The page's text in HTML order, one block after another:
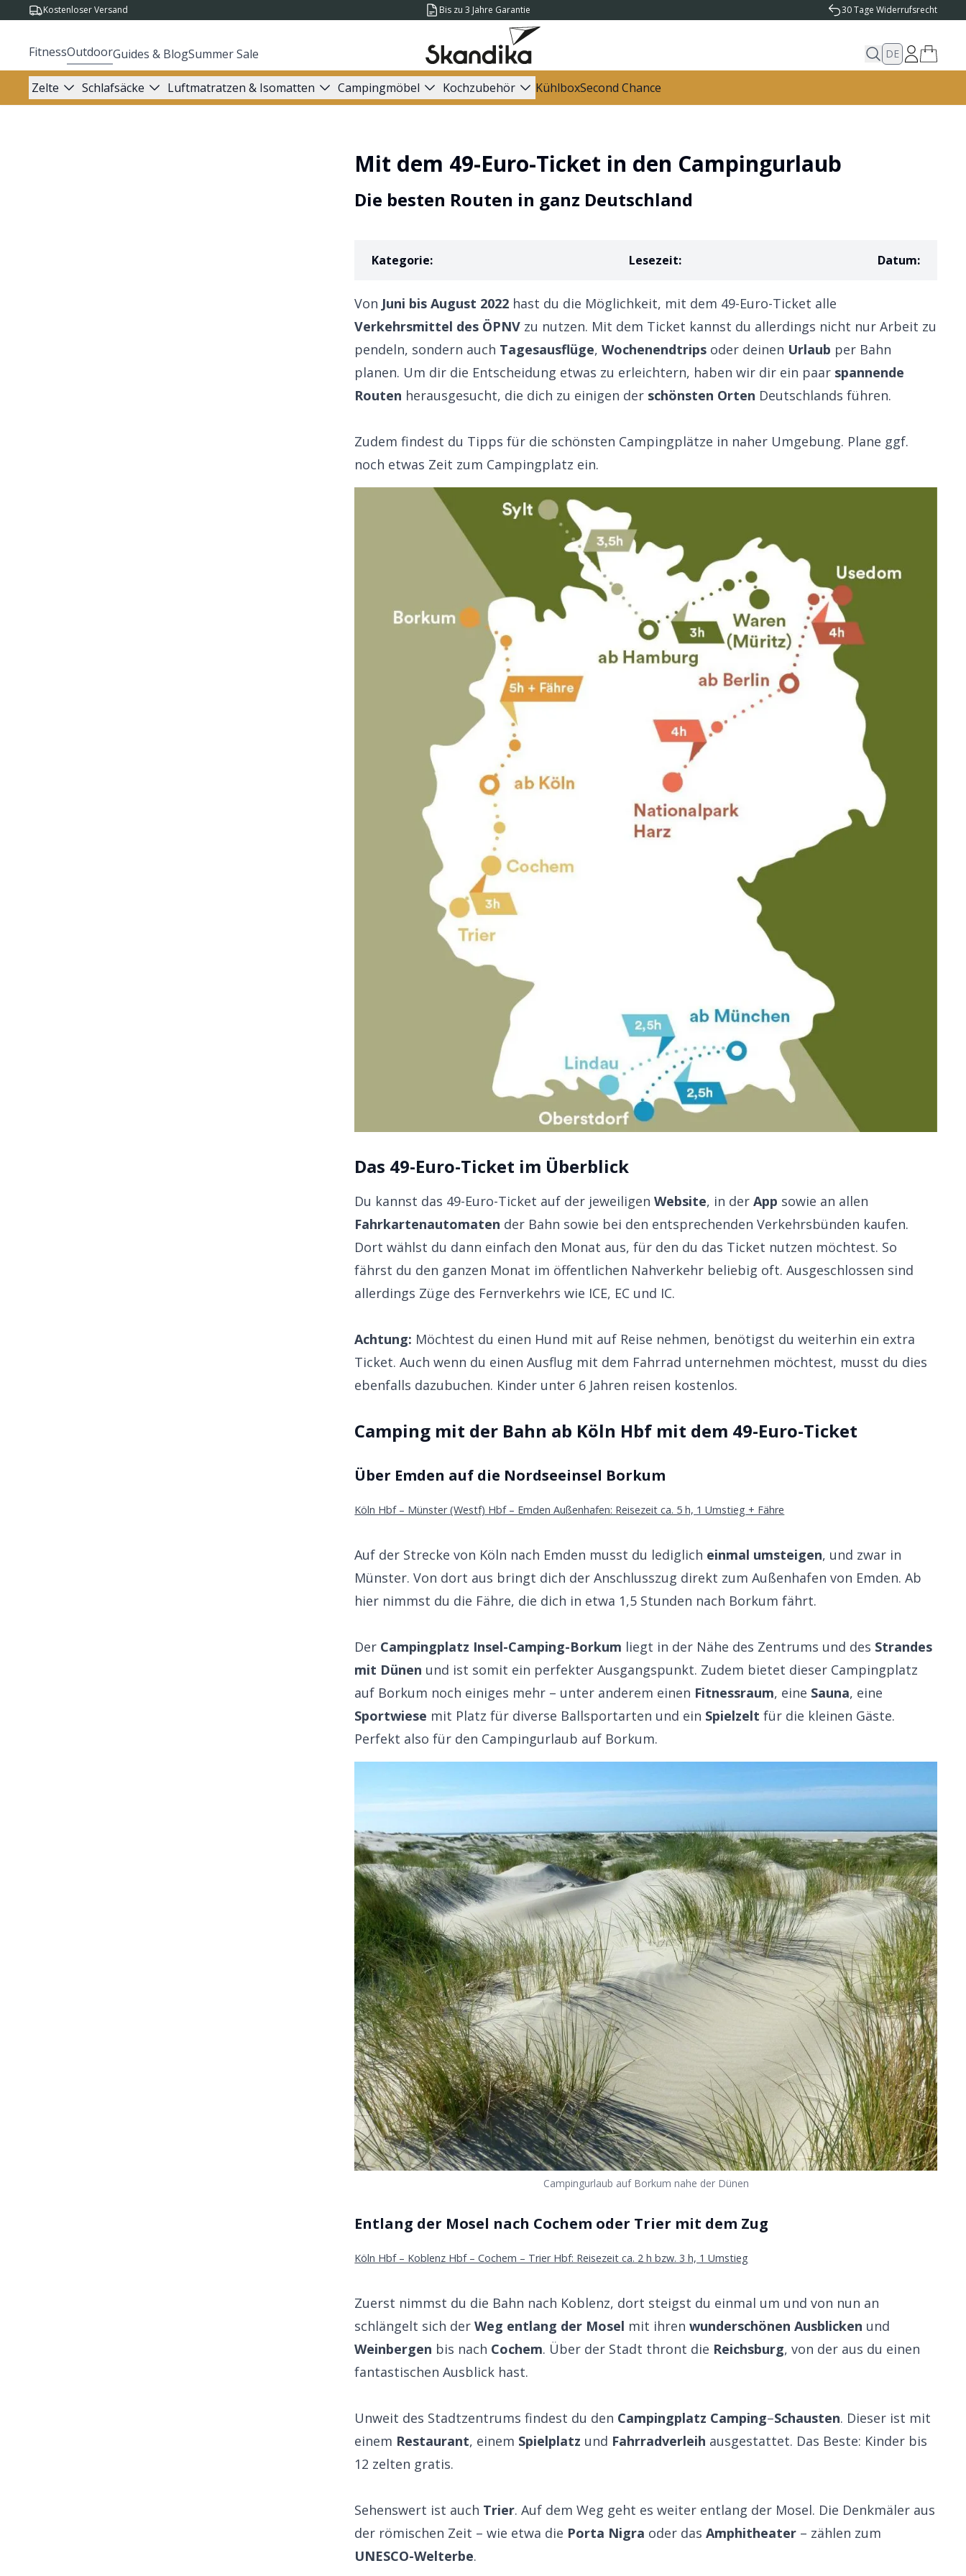
Kostenloser Versand Bis zu 3 Jahre Garantie 30 Tage Widerrufsrecht
FitnessOutdoorGuides & BlogSummer Sale DE
Zelte Schlafsäcke Luftmatratzen & Isomatten Campingmöbel Kochzubehör KühlboxSecond Chance
Mit dem 49-Euro-Ticket in den Campingurlaub
Die besten Routen in ganz Deutschland
Kategorie: Lesezeit: Datum:
Von Juni bis August 2022 hast du die Möglichkeit, mit dem 49-Euro-Ticket alle
Verkehrsmittel des ÖPNV zu nutzen. Mit dem Ticket kannst du allerdings nicht nur Arbeit zu
pendeln, sondern auch Tagesausflüge,Wochenendtrips oder deinen Urlaub per Bahn
planen. Um dir die Entscheidung etwas zu erleichtern, haben wir dir ein paar spannende
Routen herausgesucht, die dich zu einigen der schönsten Orten Deutschlands führen.
Zudem findest du Tipps für die schönsten Campingplätze in naher Umgebung. Plane ggf.
noch etwas Zeit zum Campingplatz ein.
Das 49-Euro-Ticket im Überblick
Du kannst das 49-Euro-Ticket auf der jeweiligenWebsite, in derApp sowie an allen
Fahrkartenautomaten der Bahn sowie bei den entsprechenden Verkehrsbünden kaufen.
Dort wählst du dann einfach den Monat aus, für den du das Ticket nutzen möchtest. So
fährst du den ganzen Monat im öffentlichen Nahverkehr beliebig oft. Ausgeschlossen sind
allerdings Züge des Fernverkehrs wie ICE, EC und IC.
Achtung: Möchtest du einen Hund mit auf Reise nehmen, benötigst du weiterhin ein extra
Ticket. Auch wenn du einen Ausflug mit dem Fahrrad unternehmen möchtest, musst du dies
ebenfalls dazubuchen. Kinder unter 6 Jahren reisen kostenlos.
Camping mit der Bahn ab Köln Hbf mit dem 49-Euro-Ticket
Über Emden auf die Nordseeinsel Borkum
Köln Hbf – Münster (Westf) Hbf – Emden Außenhafen: Reisezeit ca. 5 h, 1 Umstieg + Fähre
Auf der Strecke von Köln nach Emden musst du lediglich einmal umsteigen, und zwar in
Münster. Von dort aus bringt dich der Anschlusszug direkt zum Außenhafen von Emden. Ab
hier nimmst du die Fähre, die dich in etwa 1,5 Stunden nach Borkum fährt.
Der Campingplatz Insel-Camping-Borkum liegt in der Nähe des Zentrums und des Strandes
mit Dünen und ist somit ein perfekter Ausgangspunkt. Zudem bietet dieser Campingplatz
auf Borkum noch einiges mehr – unter anderem einen Fitnessraum, eine Sauna, eine
Sportwiese mit Platz für diverse Ballsportarten und ein Spielzelt für die kleinen Gäste.
Perfekt also für den Campingurlaub auf Borkum.
Campingurlaub auf Borkum nahe der Dünen
Entlang der Mosel nach Cochem oder Trier mit dem Zug
Köln Hbf – Koblenz Hbf – Cochem – Trier Hbf: Reisezeit ca. 2 h bzw. 3 h, 1 Umstieg
Zuerst nimmst du die Bahn nach Koblenz, dort steigst du einmal um und von nun an
schlängelt sich derWeg entlang der Mosel mit ihrenwunderschönen Ausblicken und
Weinbergen bis nach Cochem. Über der Stadt thront die Reichsburg, von der aus du einen
fantastischen Ausblick hast.
Unweit des Stadtzentrums findest du den Campingplatz Camping–Schausten. Dieser ist mit
einem Restaurant, einem Spielplatz und Fahrradverleih ausgestattet. Das Beste: Kinder bis
12 zelten gratis.
Sehenswert ist auch Trier. Auf dem Weg geht es weiter entlang der Mosel. Die Denkmäler aus
der römischen Zeit – wie etwa die Porta Nigra oder dasAmphitheater – zählen zum
UNESCO-Welterbe.